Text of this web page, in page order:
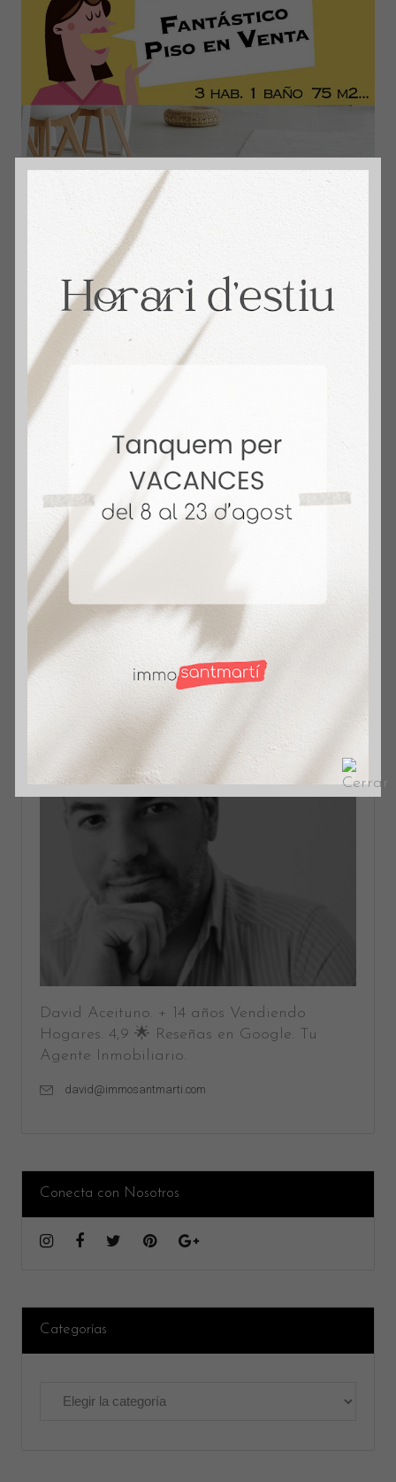
5 Consejos clave para Vender tu Piso
Consejos inmobiliarios
La Importancia de la Certificación Energética
Blog,Eficiencia Energética
Sobre mi
David Aceituno. + 14 años Vendiendo
Hogares. 4,9 🌟 Reseñas en Google. Tu
Agente Inmobiliario.
david@immosantmarti.com
Conecta con Nosotros
Categorías